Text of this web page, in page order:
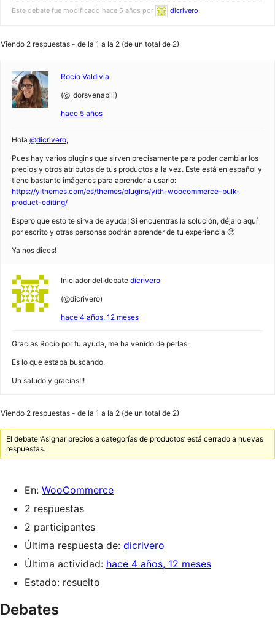
Este debate fue modificado hace 5 años por dicrivero.
Viendo 2 respuestas - de la 1 a la 2 (de un total de 2)
Rocio Valdivia
(@_dorsvenabili)
hace 5 años
Hola @dicrivero,
Pues hay varios plugins que sirven precisamente para poder cambiar los
precios y otros atributos de tus productos a la vez. Este está en español y
tiene bastante imágenes para aprender a usarlo:
https://yithemes.com/es/themes/plugins/yith-woocommerce-bulk-
product-editing/
Espero que esto te sirva de ayuda! Si encuentras la solución, déjalo aquí
por escrito y otras personas podrán aprender de tu experiencia 🙂
Ya nos dices!
Iniciador del debate dicrivero
(@dicrivero)
hace 4 años, 12 meses
Gracias Rocio por tu ayuda, me ha venido de perlas.
Es lo que estaba buscando.
Un saludo y gracias!!!
Viendo 2 respuestas - de la 1 a la 2 (de un total de 2)
El debate ‘Asignar precios a categorías de productos’ está cerrado a nuevas
respuestas.
En: WooCommerce
2 respuestas
2 participantes
Última respuesta de: dicrivero
Última actividad: hace 4 años, 12 meses
Estado: resuelto
Debates